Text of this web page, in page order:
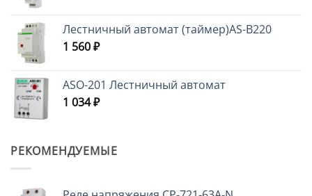
Лестничный автомат (таймер)AS-B220
1 560₽
ASO-201 Лестничный автомат
1 034₽
РЕКОМЕНДУЕМЫЕ